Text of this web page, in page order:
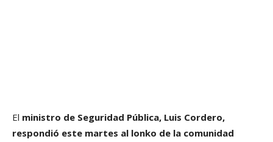
El ministro de Seguridad Pública, Luis Cordero,
respondió este martes al lonko de la comunidad